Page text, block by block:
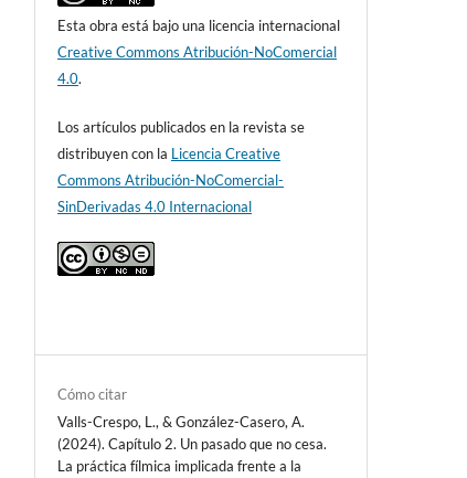
Esta obra está bajo una licencia internacional
Creative Commons Atribución-NoComercial
4.0.
Los artículos publicados en la revista se
distribuyen con la Licencia Creative
Commons Atribución-NoComercial-
SinDerivadas 4.0 Internacional
Cómo citar
Valls-Crespo, L., & González-Casero, A.
(2024). Capítulo 2. Un pasado que no cesa.
La práctica fílmica implicada frente a la